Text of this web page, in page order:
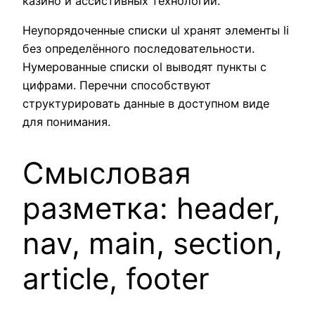
Неупорядоченные списки ul хранят элементы li
без определённого последовательности.
Нумерованные списки ol выводят пункты с
цифрами. Перечни способствуют
структурировать данные в доступном виде
для понимания.
Смысловая
разметка: header,
nav, main, section,
article, footer